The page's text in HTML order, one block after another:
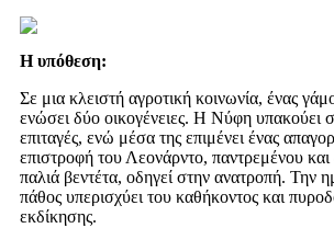
Η υπόθεση:
Σε μια κλειστή αγροτική κοινωνία, ένας
ενώσει δύο οικογένειες. Η Νύφη υπακούει
επιταγές, ενώ μέσα της επιμένει ένας
επιστροφή του Λεονάρντο, παντρεμένου
παλιά βεντέτα, οδηγεί στην ανατροπή. Την
πάθος υπερισχύει του καθήκοντος και
εκδίκησης.